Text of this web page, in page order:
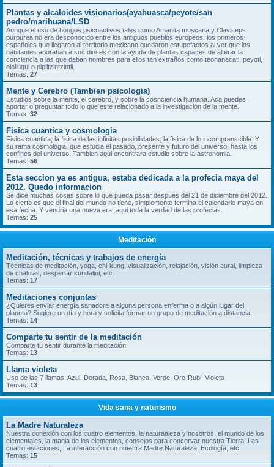
Plantas y alcaloides visionarios(ayahuasca/peyote/san
pedro/marihuana/LSD
Aunque el uso de hongos psicoactivos tales como Amanita muscaria y Claviceps
purpurea no era desconocido entre los antiguos pueblos europeos, los primeros
españoles que llegaron al territorio mexicano quedaron estupefactos al ver que los
habitantes adoraban a sus dioses con la ayuda de plantas capaces de alterar la
conciencia a las que daban nombres para ellos tan extraños como teonanacatl, peyotl,
ololiuqui o pipiltzintzintli.
Temas: 27
Mente y Cerebro (Tambien psicologia)
Estudios sobre la mente, el cerebro, y sobre la cosnciencia humana. Aca puedes
aportar o preguntar todo lo que este relacionado a la investigacion de la mente.
Temas: 32
Fisica cuantica y cosmologia
Fisica cuantica, la fisica de las infinitas posibilidades, la fisica de lo incomprenscible. Y
su rama cosmologia, que estudia el pasado, presente y futuro del universo, hasta los
confines del universo. Tambien aqui encontrara estudio sobre la astronomia.
Temas: 56
Esta seccion ya es antigua, estaba dedicada a la profecia maya del
2012. Quedo informacion
Se dice muchas cosas sobre lo que pueda pasar despues del 21 de diciembre del 2012.
Lo cierto es que el final del mundo no tiene, simplemente termina el calendario maya en
esa fecha. Y vendria una nueva era, aqui toda la verdad de las profecias.
Temas: 25
Meditación
Meditación, técnicas y trabajos de energía
Técnicas de meditación, yoga, chi-kung, visualización, relajación, visión aural, limpieza
de chakras, despertar kundalini, etc.
Temas: 17
Meditaciones conjuntas
¿Quieres enviar energía sanadora a alguna persona enferma o a algún lugar del
planeta? Sugiere un día y hora y solicita formar un grupo de meditación a distancia.
Temas: 14
Comparte tu sentir de la meditación
Comparte tu sentir durante la meditación.
Temas: 13
Llama violeta
Uso de las 7 llamas: Azul, Dorada, Rosa, Blanca, Verde, Oro-Rubi, Violeta
Temas: 13
Vida sana y naturismo
La Madre Naturaleza
Nuestra conexión con los cuatro elementos, la naturaaleza y nosotros, el mundo de los
elementales, la magia de los elementos, consejos para concervar nuestra Tierra, Las
cuatro estaciones, La interacción con nuestra Madre Naturaleza, Ecología, etc
Temas: 15